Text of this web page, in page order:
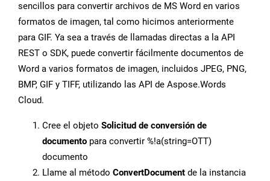
sencillos para convertir archivos de MS Word en varios
formatos de imagen, tal como hicimos anteriormente
para GIF. Ya sea a través de llamadas directas a la API
REST o SDK, puede convertir fácilmente documentos de
Word a varios formatos de imagen, incluidos JPEG, PNG,
BMP, GIF y TIFF, utilizando las API de Aspose.Words
Cloud.
Cree el objeto Solicitud de conversión de
documento para convertir %!a(string=OTT)
documento
Llame al método ConvertDocument de la instancia